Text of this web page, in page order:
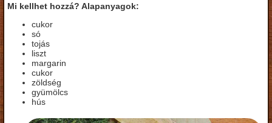
Mi kellhet hozzá? Alapanyagok:
cukor
só
tojás
liszt
margarin
cukor
zöldség
gyümölcs
hús